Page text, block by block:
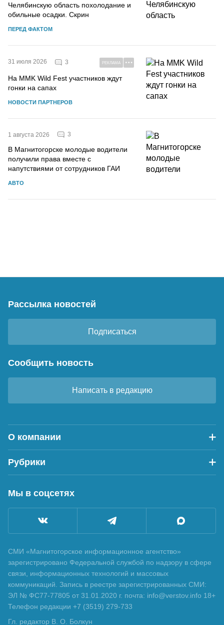
Челябинскую область похолодание и
обильные осадки. Скрин
ПЕРЕД ФАКТОМ
31 июля 2026 3 РЕКЛАМА
На MMK Wild Fest участников ждут
гонки на сапах
НОВОСТИ ПАРТНЕРОВ
1 августа 2026 3
В Магнитогорске молодые водители
получили права вместе с
напутствиями от сотрудников ГАИ
АВТО
Рассылка новостей
Подписаться
Сообщить новость
Написать в редакцию
О компании
Рубрики
Мы в соцсетях
СМИ «Магнитогорское информационное агентство»
зарегистрировано Федеральной службой по надзору в сфере
связи, информационных технологий и массовых
коммуникаций. Запись в реестре зарегистрированных СМИ:
ЭЛ № ФС77-77805 от 31.01.2020 г. почта: info@verstov.info 18+
Телефон редакции +7 (3519) 279-733
Гл. редактор В. О. Болкун